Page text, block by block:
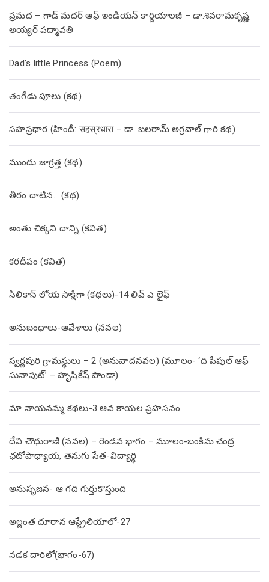
ప్రమద – గాడ్ మదర్ ఆఫ్ ఇండియన్ కార్డియాలజీ – డా.శివరామకృష్ణ
అయ్యర్ పద్మావతి
Dad’s little Princess (Poem)
తంగేడు పూలు (క‌థ‌)
సహస్రధార (హిందీ: सहस्रधारा – డా. బలరామ్ అగ్రవాల్ గారి కథ)
ముందు జాగ్రత్త (క‌థ‌)
తీరం దాటిన… (క‌థ‌)
అంతు చిక్కని దాన్ని (కవిత)
కరదీపం (కవిత)
సిలికాన్ లోయ సాక్షిగా (కథలు)-14 లివ్ ఎ లైఫ్
అనుబంధాలు-ఆవేశాలు (నవల)
స్వర్ణపురి గ్రామస్థులు – 2 (అనువాదనవల) (మూలం- ‘ది పీపుల్ ఆఫ్
సునాపుట్’ – హృషికేష్ పాండా)
మా నాయనమ్మ కథలు-3 ఆవ కాయల ప్రహసనం
దేవి చౌధురాణి (నవల) – రెండవ భాగం – మూలం-బంకిమ చంద్ర
ఛటోపాధ్యాయ, తెనుగు సేత-విద్యార్థి
అనుసృజన- ఆ గది గుర్తుకొస్తుంది
అల్లంత దూరాన ఆస్ట్రేలియాలో-27
నడక దారిలో(భాగం-67)